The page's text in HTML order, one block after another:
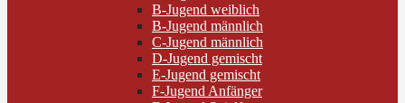
B-Jugend weiblich
B-Jugend männlich
C-Jugend männlich
D-Jugend gemischt
E-Jugend gemischt
F-Jugend Anfänger